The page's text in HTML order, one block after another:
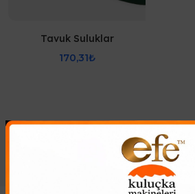
Tavuk Suluklar
170,31₺
Gösterilen: 1 ile 5 arası, toplam: 5 (1 Sayfa)